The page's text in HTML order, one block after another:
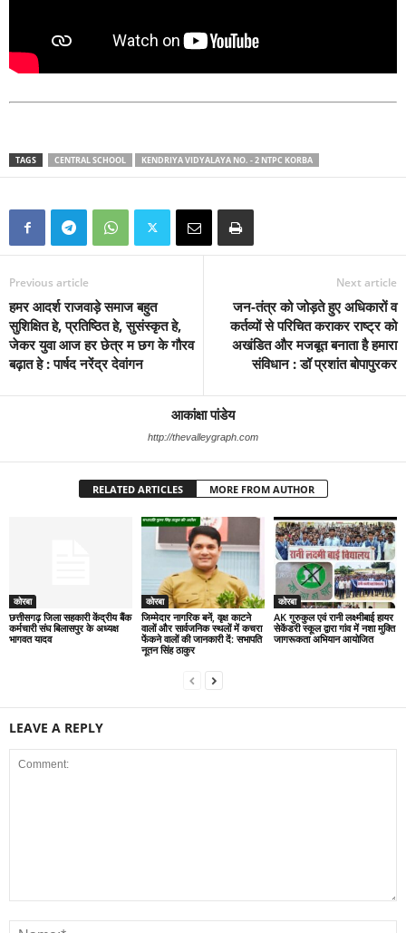
TAGS CENTRAL SCHOOL KENDRIYA VIDYALAYA NO. - 2 NTPC KORBA
Previous article
हमर आदर्श राजवाड़े समाज बहुत
सुशिक्षित हे, प्रतिष्ठित हे, सुसंस्कृत हे,
जेकर युवा आज हर छेत्र म छग के गौरव
बढ़ात हे : पार्षद नरेंद्र देवांगन
Next article
जन-तंत्र को जोड़ते हुए अधिकारों व
कर्तव्यों से परिचित कराकर राष्ट्र को
अखंडित और मजबूत बनाता है हमारा
संविधान : डॉ प्रशांत बोपापुरकर
आकांक्षा पांडेय
http://thevalleygraph.com
RELATED ARTICLES MORE FROM AUTHOR
कोरबा
छत्तीसगढ़ जिला सहकारी केंद्रीय बैंक
कर्मचारी संघ बिलासपुर के अध्यक्ष
भागवत यादव
कोरबा
जिम्मेदार नागरिक बनें, वृक्ष काटने
वालों और सार्वजनिक स्थलों में कचरा
फेंकने वालों की जानकारी दें: सभापति
नूतन सिंह ठाकुर
कोरबा
AK गुरुकुल एवं रानी लक्ष्मीबाई हायर
सेकेंडरी स्कूल द्वारा गांव में नशा मुक्ति
जागरूकता अभियान आयोजित
LEAVE A REPLY